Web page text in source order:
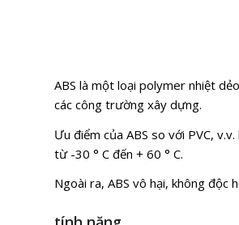
ABS là một loại polymer nhiệt
các công trường xây dựng.
Ưu điểm của ABS so với PVC,
từ -30 ° C đến + 60 ° C.
Ngoài ra, ABS vô hại, không độc